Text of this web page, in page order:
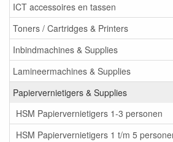
ICT accessoires en tassen
Toners / Cartridges & Printers
Inbindmachines & Supplies
Lamineermachines & Supplies
Papiervernietigers & Supplies
HSM Papiervernietigers 1-3 personen
HSM Papiervernietigers 1 t/m 5